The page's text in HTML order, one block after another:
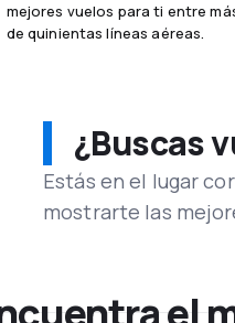
mejores vuelos para ti entre
de quinientas líneas aéreas.
¿Buscas
Estás en el lugar
mostrarte las